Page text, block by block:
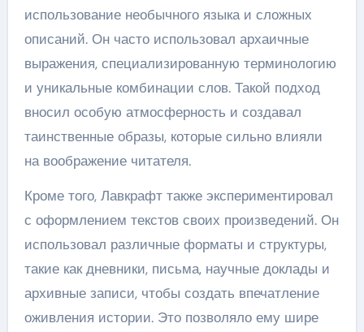
использование необычного языка и сложных
описаний. Он часто использовал архаичные
выражения, специализированную терминологию
и уникальные комбинации слов. Такой подход
вносил особую атмосферность и создавал
таинственные образы, которые сильно влияли
на воображение читателя.
Кроме того, Лавкрафт также экспериментировал
с оформлением текстов своих произведений. Он
использовал различные форматы и структуры,
такие как дневники, письма, научные доклады и
архивные записи, чтобы создать впечатление
оживления истории. Это позволяло ему шире